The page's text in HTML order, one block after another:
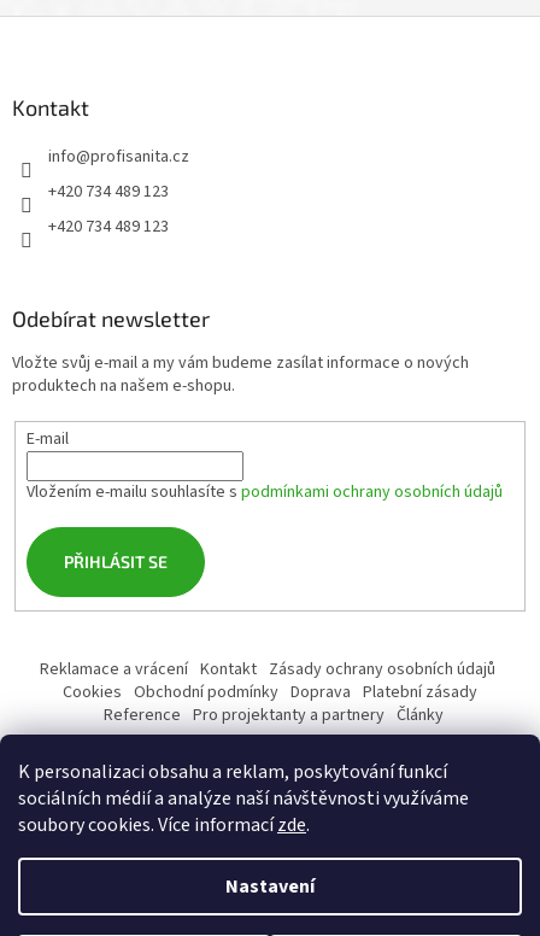
K personalizaci obsahu a reklam, poskytování funkcí
sociálních médií a analýze naší návštěvnosti využíváme
soubory cookies. Více informacízde.
Nastavení
Kontakt
info@profisanita.cz
+420 734 489 123
+420 734 489 123
Odebírat newsletter
Vložte svůj e-mail a my vám budeme zasílat informace o nových
produktech na našem e-shopu.
E-mail
Vložením e-mailu souhlasíte s podmínkami ochrany osobních údajů
PŘIHLÁSIT SE
Reklamace a vrácení Kontakt Zásady ochrany osobních údajů
Cookies Obchodní podmínky Doprava Platební zásady
Reference Pro projektanty a partnery Články